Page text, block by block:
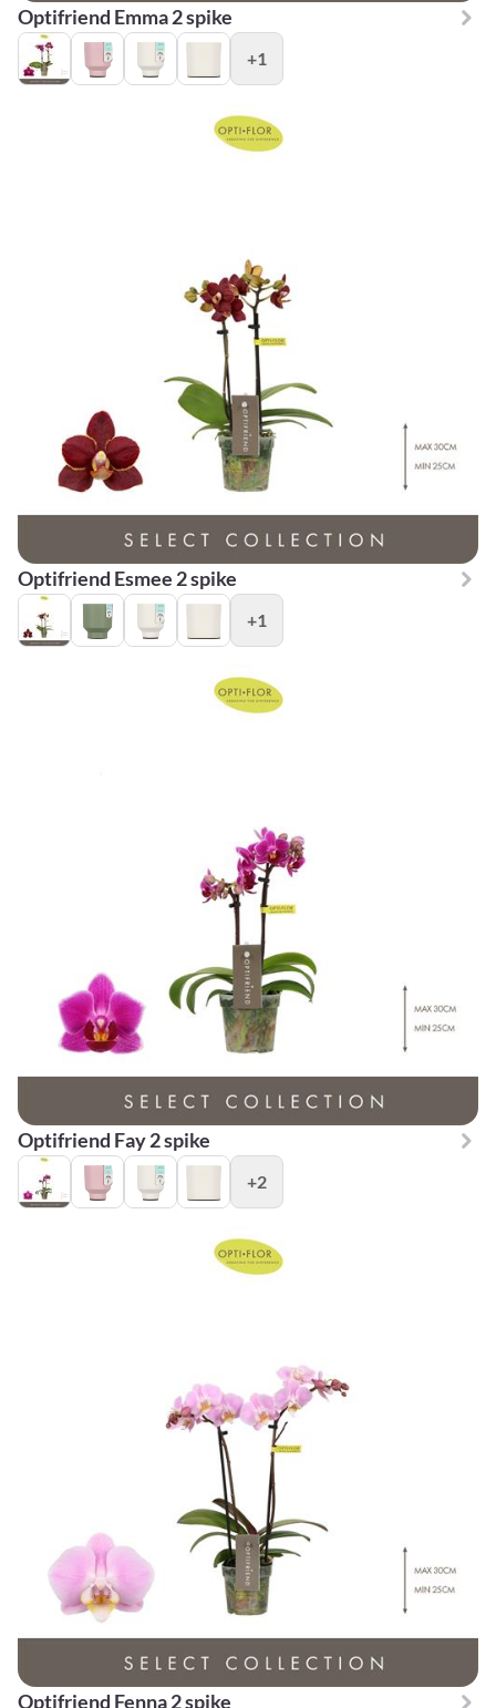
Optifriend Emma 2 spike
+1
Optifriend Esmee 2 spike
+1
Optifriend Fay 2 spike
+2
Optifriend Fenna 2 spike